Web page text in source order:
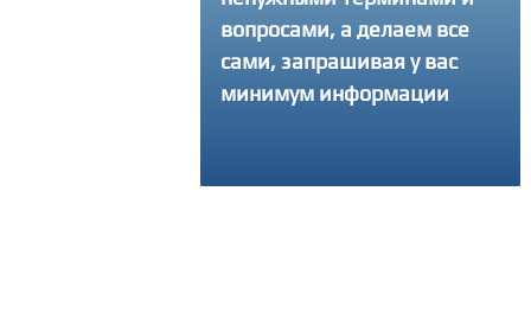
вопросами, а делаем все
сами, запрашивая у вас
минимум информации